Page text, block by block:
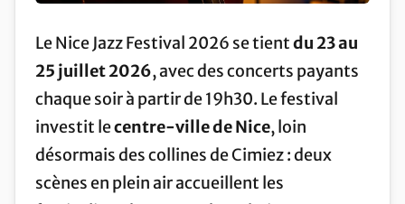
Le Nice Jazz Festival 2026 se tientdu 23 au
25 juillet 2026, avec des concerts payants
chaque soir à partir de 19h30. Le festival
investit lecentre-ville de Nice, loin
désormais des collines de Cimiez : deux
scènes en plein air accueillent les